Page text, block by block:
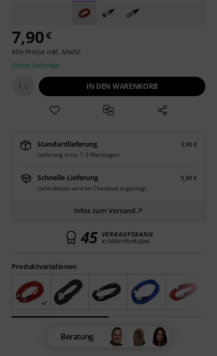
Produktvariationen
7,90€
Alle Preise inkl. MwSt.
Sofort lieferbar
1 IN DEN WARENKORB
Standardlieferung
3,90 €
Lieferung in ca. 1-3 Werktagen
Schnelle Lieferung
5,90 €
Lieferdatum wird im Checkout angezeigt.
Infos zum Versand
45 VERKAUFSRANG
in Mikrofonkabel
Beratung